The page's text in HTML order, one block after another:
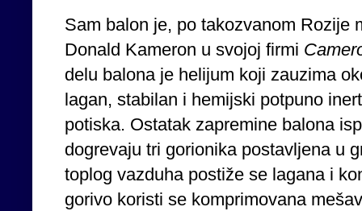
Sam balon je, po takozvanom Rozije
Donald Kameron u svojoj firmi
delu balona je helijum koji zauzima
lagan, stabilan i hemijski potpuno
potiska. Ostatak zapremine balona
dogrevaju tri gorionika postavljena u
toplog vazduha postiže se lagana i
gorivo koristi se komprimovana